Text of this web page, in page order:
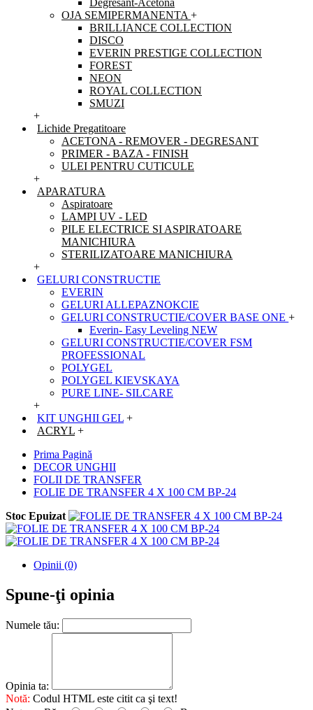
Degresant-Acetona
OJA SEMIPERMANENTA +
BRILLIANCE COLLECTION
DISCO
EVERIN PRESTIGE COLLECTION
FOREST
NEON
ROYAL COLLECTION
SMUZI
+
Lichide Pregatitoare
ACETONA - REMOVER - DEGRESANT
PRIMER - BAZA - FINISH
ULEI PENTRU CUTICULE
+
APARATURA
Aspiratoare
LAMPI UV - LED
PILE ELECTRICE SI ASPIRATOARE
MANICHIURA
STERILIZATOARE MANICHIURA
+
GELURI CONSTRUCTIE
EVERIN
GELURI ALLEPAZNOKCIE
GELURI CONSTRUCTIE/COVER BASE ONE +
Everin- Easy Leveling NEW
GELURI CONSTRUCTIE/COVER FSM
PROFESSIONAL
POLYGEL
POLYGEL KIEVSKAYA
PURE LINE- SILCARE
+
KIT UNGHII GEL +
ACRYL +
Prima Pagină
DECOR UNGHII
FOLII DE TRANSFER
FOLIE DE TRANSFER 4 X 100 CM BP-24
Stoc Epuizat
Opinii (0)
Spune-ţi opinia
Numele tău:
Opinia ta:
Notă: Codul HTML este citit ca şi text!